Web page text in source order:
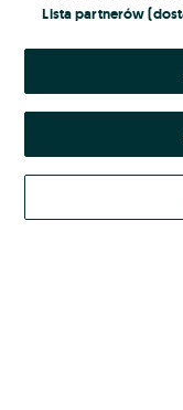
Kontynuując za
Lista partnerów